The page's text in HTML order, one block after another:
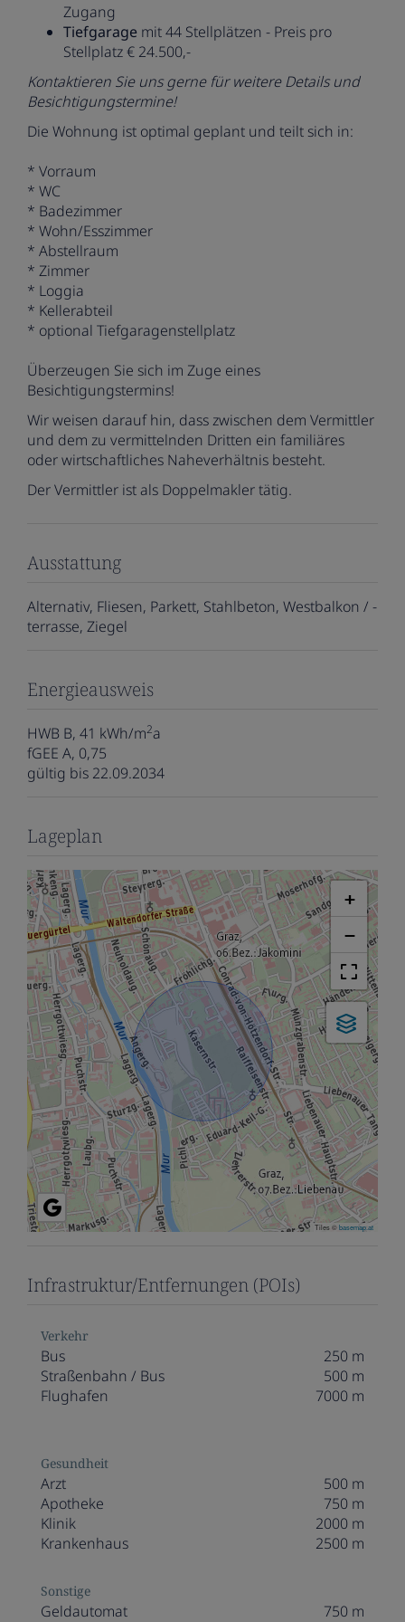
Zugang
Tiefgarage mit 44 Stellplätzen - Preis pro
Stellplatz € 24.500,-
Kontaktieren Sie uns gerne für weitere Details und
Besichtigungstermine!
Die Wohnung ist optimal geplant und teilt sich in:
* Vorraum
* WC
* Badezimmer
* Wohn/Esszimmer
* Abstellraum
* Zimmer
* Loggia
* Kellerabteil
* optional Tiefgaragenstellplatz
Überzeugen Sie sich im Zuge eines
Besichtigungstermins!
Wir weisen darauf hin, dass zwischen dem Vermittler
und dem zu vermittelnden Dritten ein familiäres
oder wirtschaftliches Naheverhältnis besteht.
Der Vermittler ist als Doppelmakler tätig.
Ausstattung
Alternativ Fliesen Parkett Stahlbeton Westbalkon / -
terrasse Ziegel
Energieausweis
HWB B, 41 kWh/m2a
fGEE A, 0,75
gültig bis 22.09.2034
Lageplan
+
−
Tiles ©basemap.at
Infrastruktur/Entfernungen (POIs)
Verkehr
Bus
250 m
Straßenbahn / Bus
500 m
Flughafen
7000 m
Gesundheit
Arzt
500 m
Apotheke
750 m
Klinik
2000 m
Krankenhaus
2500 m
Sonstige
Geldautomat
750 m